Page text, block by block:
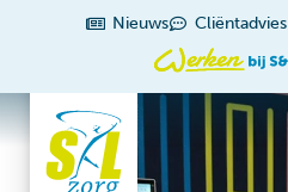
Nieuws Cliëntadvies